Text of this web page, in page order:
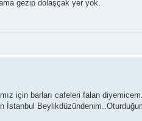
gezip dolaşçak yer yok.
için barları cafeleri falan